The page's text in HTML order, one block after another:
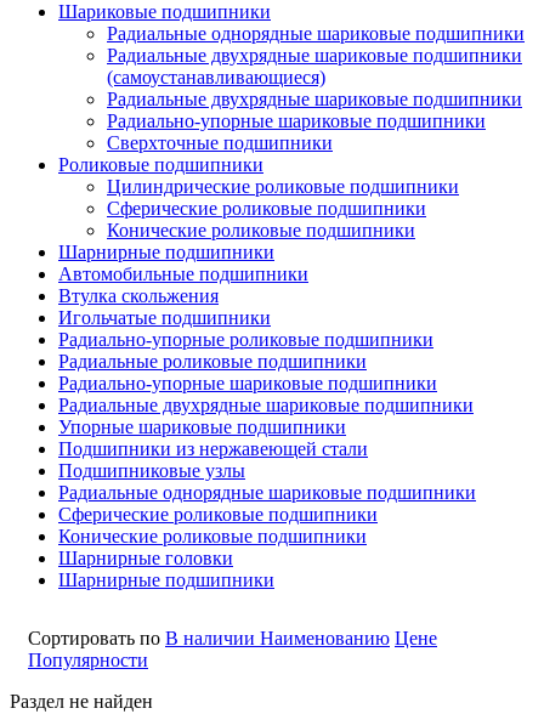
Шариковые подшипники
Радиальные однорядные шариковые подшипники
Радиальные двухрядные шариковые подшипники
(самоустанавливающиеся)
Радиальные двухрядные шариковые подшипники
Радиально-упорные шариковые подшипники
Сверхточные подшипники
Роликовые подшипники
Цилиндрические роликовые подшипники
Сферические роликовые подшипники
Конические роликовые подшипники
Шарнирные подшипники
Автомобильные подшипники
Втулка скольжения
Игольчатые подшипники
Радиально-упорные роликовые подшипники
Радиальные роликовые подшипники
Радиально-упорные шариковые подшипники
Радиальные двухрядные шариковые подшипники
Упорные шариковые подшипники
Подшипники из нержавеющей стали
Подшипниковые узлы
Радиальные однорядные шариковые подшипники
Сферические роликовые подшипники
Конические роликовые подшипники
Шарнирные головки
Шарнирные подшипники
Сортировать по В наличии Наименованию Цене
Популярности
Раздел не найден